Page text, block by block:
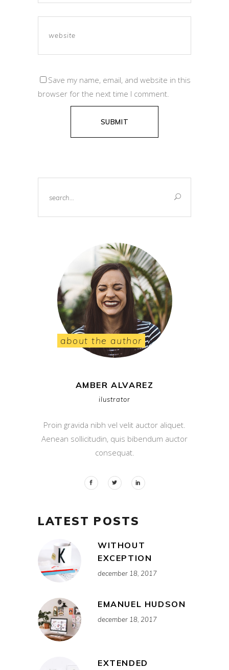
Save my name, email, and website in this
browser for the next time I comment.
about the author
AMBER ALVAREZ
ilustrator
Proin gravida nibh vel velit auctor aliquet.
Aenean sollicitudin, quis bibendum auctor
consequat.
LATEST POSTS
WITHOUT
EXCEPTION
december 18, 2017
EMANUEL HUDSON
december 18, 2017
EXTENDED